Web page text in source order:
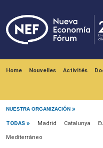
Home Nouvelles Activités
NUESTRA ORGANIZACIÓN
Menú noticias
TODAS Madrid Catalunya
Mediterráneo